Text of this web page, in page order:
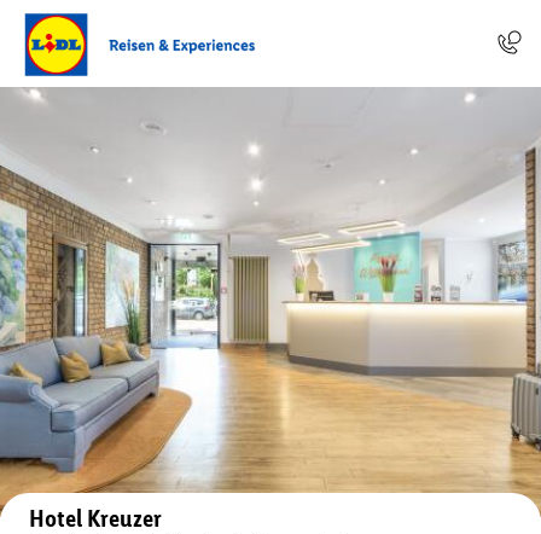
Auf der Karte anzeigen
Hotel Kreuzer